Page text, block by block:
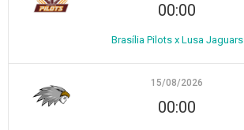
00:00
Brasília Pilots x Lusa Jaguars
15/08/2026
00:00